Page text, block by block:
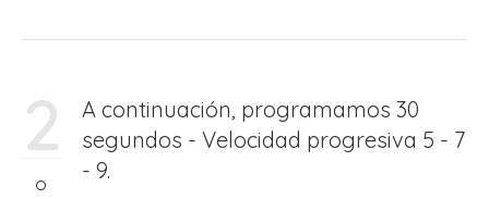
2
A continuación, programamos 30
segundos - Velocidad progresiva 5 - 7
- 9.